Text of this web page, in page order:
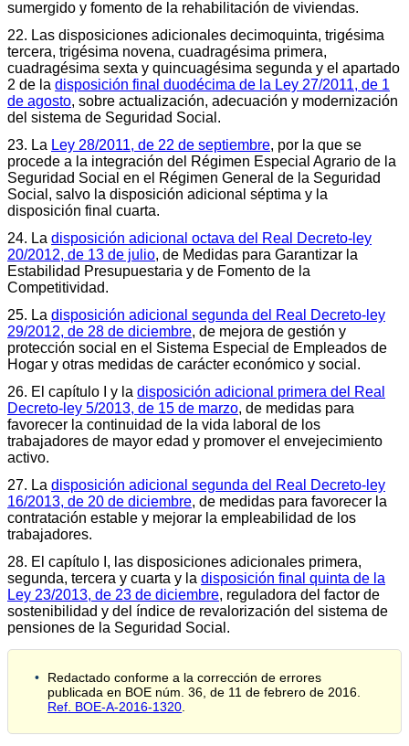
sumergido y fomento de la rehabilitación de viviendas.
22. Las disposiciones adicionales decimoquinta, trigésima
tercera, trigésima novena, cuadragésima primera,
cuadragésima sexta y quincuagésima segunda y el apartado
2 de la disposición final duodécima de la Ley 27/2011, de 1
de agosto, sobre actualización, adecuación y modernización
del sistema de Seguridad Social.
23. La Ley 28/2011, de 22 de septiembre, por la que se
procede a la integración del Régimen Especial Agrario de la
Seguridad Social en el Régimen General de la Seguridad
Social, salvo la disposición adicional séptima y la
disposición final cuarta.
24. La disposición adicional octava del Real Decreto-ley
20/2012, de 13 de julio, de Medidas para Garantizar la
Estabilidad Presupuestaria y de Fomento de la
Competitividad.
25. La disposición adicional segunda del Real Decreto-ley
29/2012, de 28 de diciembre, de mejora de gestión y
protección social en el Sistema Especial de Empleados de
Hogar y otras medidas de carácter económico y social.
26. El capítulo I y la disposición adicional primera del Real
Decreto-ley 5/2013, de 15 de marzo, de medidas para
favorecer la continuidad de la vida laboral de los
trabajadores de mayor edad y promover el envejecimiento
activo.
27. La disposición adicional segunda del Real Decreto-ley
16/2013, de 20 de diciembre, de medidas para favorecer la
contratación estable y mejorar la empleabilidad de los
trabajadores.
28. El capítulo I, las disposiciones adicionales primera,
segunda, tercera y cuarta y la disposición final quinta de la
Ley 23/2013, de 23 de diciembre, reguladora del factor de
sostenibilidad y del índice de revalorización del sistema de
pensiones de la Seguridad Social.
Redactado conforme a la corrección de errores
publicada en BOE núm. 36, de 11 de febrero de 2016.
Ref. BOE-A-2016-1320